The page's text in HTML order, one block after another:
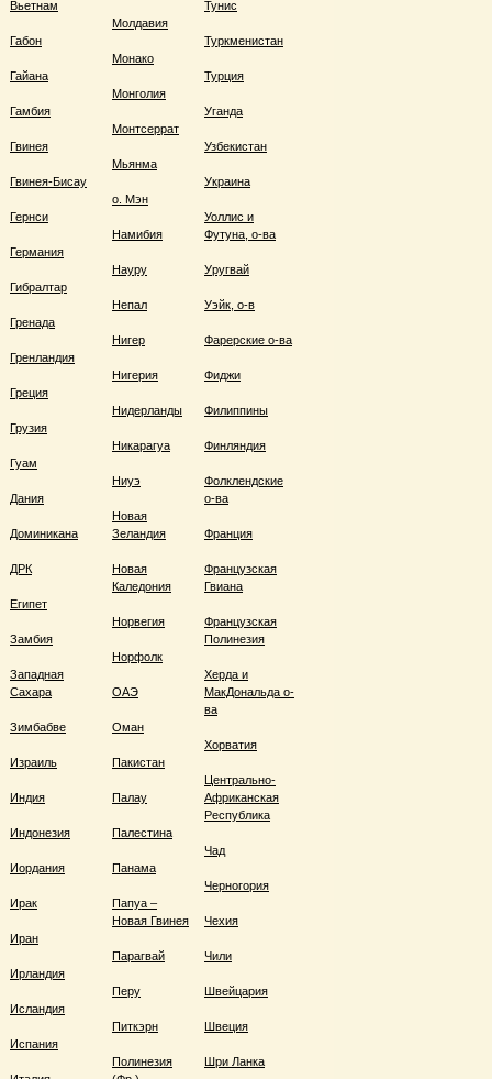
Вьетнам
Габон
Гайана
Гамбия
Гвинея
Гвинея-Бисау
Гернси
Германия
Гибралтар
Гренада
Гренландия
Греция
Грузия
Гуам
Дания
Доминикана
ДРК
Египет
Замбия
Западная
Сахара
Зимбабве
Израиль
Индия
Индонезия
Иордания
Ирак
Иран
Ирландия
Исландия
Испания
Молдавия
Монако
Монголия
Монтсеррат
Мьянма
о. Мэн
Намибия
Науру
Непал
Нигер
Нигерия
Нидерланды
Никарагуа
Ниуэ
Новая
Зеландия
Новая
Каледония
Норвегия
Норфолк
ОАЭ
Оман
Пакистан
Палау
Палестина
Панама
Папуа –
Новая Гвинея
Парагвай
Перу
Питкэрн
Полинезия
Тунис
Туркменистан
Турция
Уганда
Узбекистан
Украина
Уоллис и
Футуна, о-ва
Уругвай
Уэйк, о-в
Фарерские о-ва
Фиджи
Филиппины
Финляндия
Фолклендские
о-ва
Франция
Французская
Гвиана
Французская
Полинезия
Херда и
МакДональда о-
ва
Хорватия
Центрально-
Африканская
Республика
Чад
Черногория
Чехия
Чили
Швейцария
Швеция
Шри Ланка